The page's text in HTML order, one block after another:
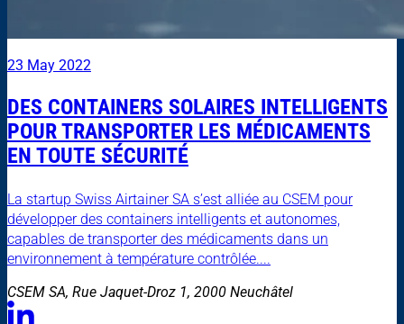
23 May 2022
DES CONTAINERS SOLAIRES INTELLIGENTS
POUR TRANSPORTER LES MÉDICAMENTS
EN TOUTE SÉCURITÉ
La startup Swiss Airtainer SA s’est alliée au CSEM pour
développer des containers intelligents et autonomes,
capables de transporter des médicaments dans un
environnement à température contrôlée....
CSEM SA, Rue Jaquet-Droz 1, 2000 Neuchâtel